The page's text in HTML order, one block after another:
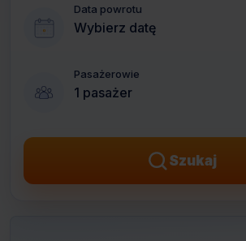
Data powrotu
Wybierz datę
Pasażerowie
1 pasażer
Szukaj